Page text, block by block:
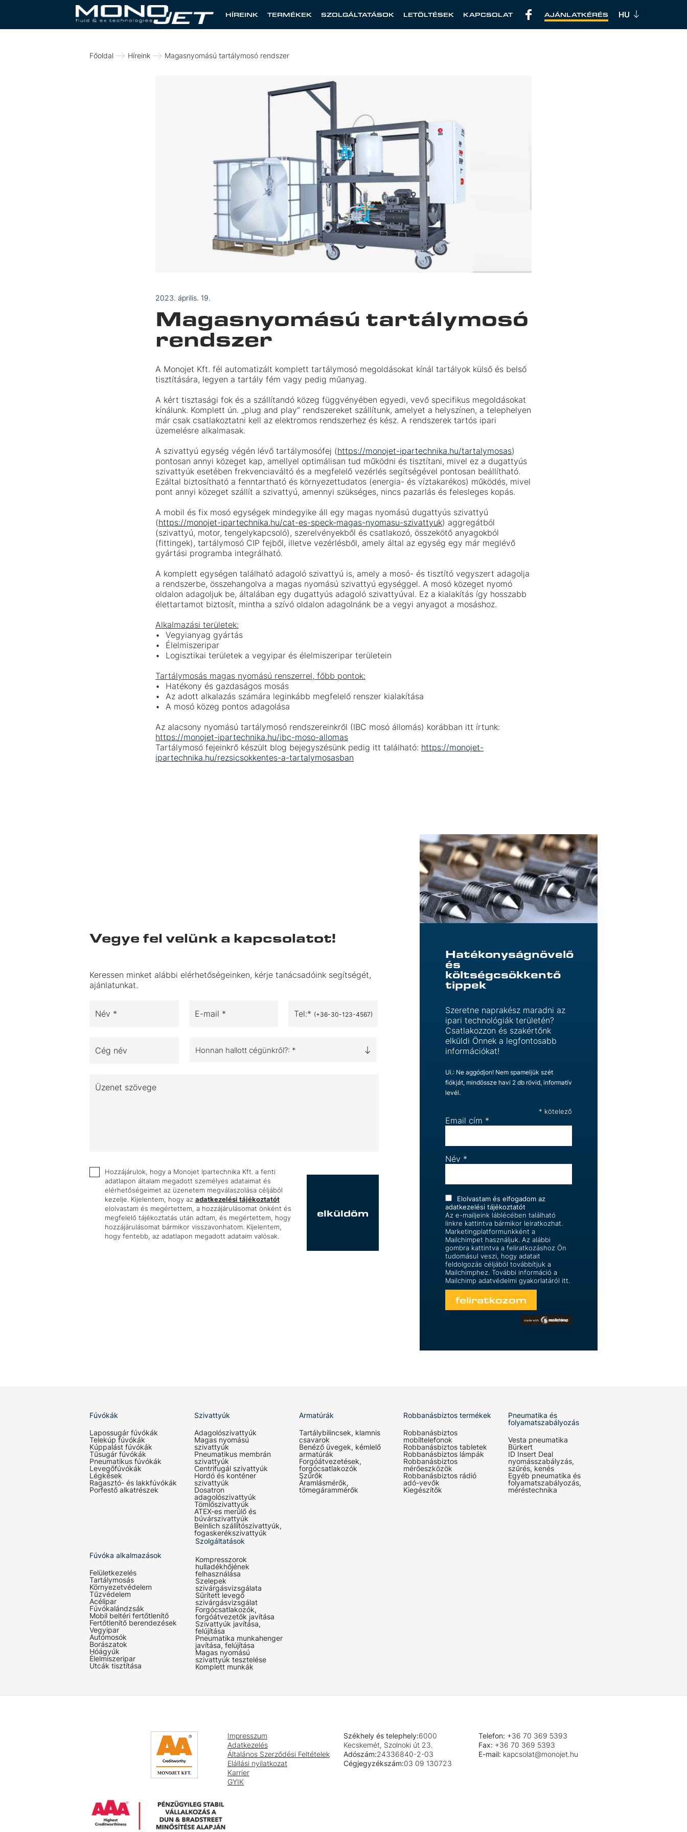
HÍREINK TERMÉKEK SZOLGÁLTATÁSOK LETÖLTÉSEK KAPCSOLAT AJÁNLATKÉRÉS
X
Akciós fúvóka termékek –
raktárról!
Hatalmas kedvezményeket biztosítunk a készlet erejéig.
Ne maradjon le! Nézze meg a konkrét árakat és
termékeket!
megnézem az ajánlatokat
Főoldal Híreink Magasnyomású tartálymosó rendszer
2023. április. 19.
Magasnyomású tartálymosó
rendszer
A Monojet Kft. fél automatizált komplett tartálymosó megoldásokat kínál tartályok külső és belső
tisztítására, legyen a tartály fém vagy pedig műanyag.
A kért tisztasági fok és a szállítandó közeg függvényében egyedi, vevő specifikus megoldásokat
kínálunk. Komplett ún. „plug and play“ rendszereket szállítunk, amelyet a helyszínen, a telephelyen
már csak csatlakoztatni kell az elektromos rendszerhez és kész. A rendszerek tartós ipari
üzemelésre alkalmasak.
A szivattyú egység végén lévő tartálymosófej (https://monojet-ipartechnika.hu/tartalymosas)
pontosan annyi közeget kap, amellyel optimálisan tud működni és tisztítani, mivel ez a dugattyús
szivattyúk esetében frekvenciaváltó és a megfelelő vezérlés segítségével pontosan beállítható.
Ezáltal biztosítható a fenntartható és környezettudatos (energia- és víztakarékos) működés, mivel
pont annyi közeget szállít a szivattyú, amennyi szükséges, nincs pazarlás és felesleges kopás.
A mobil és fix mosó egységek mindegyike áll egy magas nyomású dugattyús szivattyú
(https://monojet-ipartechnika.hu/cat-es-speck-magas-nyomasu-szivattyuk) aggregátból
(szivattyú, motor, tengelykapcsoló), szerelvényekből és csatlakozó, összekötő anyagokból
(fittingek), tartálymosó CIP fejből, illetve vezérlésből, amely által az egység egy már meglévő
gyártási programba integrálható.
A komplett egységen található adagoló szivattyú is, amely a mosó- és tisztító vegyszert adagolja
a rendszerbe, összehangolva a magas nyomású szivattyú egységgel. A mosó közeget nyomó
oldalon adagoljuk be, általában egy dugattyús adagoló szivattyúval. Ez a kialakítás így hosszabb
élettartamot biztosít, mintha a szívó oldalon adagolnánk be a vegyi anyagot a mosáshoz.
Alkalmazási területek:
Vegyianyag gyártás
Élelmiszeripar
Logisztikai területek a vegyipar és élelmiszeripar területein
Tartálymosás magas nyomású renszerrel, főbb pontok:
Hatékony és gazdaságos mosás
Az adott alkalazás számára leginkább megfelelő renszer kialakítása
A mosó közeg pontos adagolása
Az alacsony nyomású tartálymosó rendszereinkről (IBC mosó állomás) korábban itt írtunk:
https://monojet-ipartechnika.hu/ibc-moso-allomas
Tartálymosó fejeinkrő készült blog bejegyszésünk pedig itt található: https://monojet-
ipartechnika.hu/rezsicsokkentes-a-tartalymosasban
Vegye fel velünk a kapcsolatot!
Keressen minket alábbi elérhetőségeinken, kérje tanácsadóink segítségét,
ajánlatunkat.
Név * E-mail * Tel:* (+36-30-123-4567)
Cég név Honnan hallott cégünkről?: *
Üzenet szövege
Hozzájárulok, hogy a Monojet Ipartechnika Kft. a fenti
adatlapon általam megadott személyes adataimat és
elérhetőségeimet az üzenetem megválaszolása céljából
kezelje. Kijelentem, hogy az adatkezelési tájékoztatót
elolvastam és megértettem, a hozzájárulásomat önként és
megfelelő tájékoztatás után adtam, és megértettem, hogy
hozzájárulásomat bármikor visszavonhatom. Kijelentem,
hogy fentebb, az adatlapon megadott adataim valósak.
elküldöm
Hatékonyságnövelő
és
költségcsökkentő
tippek
Szeretne naprakész maradni az
ipari technológiák területén?
Csatlakozzon és szakértőnk
elküldi Önnek a legfontosabb
információkat!
Ui.: Ne aggódjon! Nem spameljük szét
fiókját, mindössze havi 2 db rövid, informatív
levél.
* kötelező
Email cím *
Név *
Elolvastam és elfogadom az
adatkezelési tájékoztatót
Az e-mailjeink láblécében található
linkre kattintva bármikor leiratkozhat.
Marketingplatformunkként a
Mailchimpet használjuk. Az alábbi
gombra kattintva a feliratkozáshoz Ön
tudomásul veszi, hogy adatait
feldolgozás céljából továbbítjuk a
Mailchimphez. További információ a
Mailchimpadatvédelmi gyakorlatáról itt.
Fúvókák
Lapossugár fúvókák
Telekúp fúvókák
Kúppalást fúvókák
Tűsugár fúvókák
Pneumatikus fúvókák
Levegőfúvókák
Légkések
Ragasztó- és lakkfúvókák
Porfestő alkatrészek
Fúvóka alkalmazások
Felületkezelés
Tartálymosás
Környezetvédelem
Tűzvédelem
Acélipar
Fúvókalándzsák
Mobil beltéri fertőtlenítő
Fertőtlenítő berendezések
Vegyipar
Autómosók
Borászatok
Hóágyúk
Élelmiszeripar
Utcák tisztítása
Szivattyúk
Adagolószivattyúk
Magas nyomású
szivattyúk
Pneumatikus membrán
szivattyúk
Centrifugál szivattyúk
Hordó és konténer
szivattyúk
Dosatron
adagolószivattyúk
Tömlőszivattyúk
ATEX-es merülő és
búvárszivattyúk
Beinlich szállítószivattyúk,
fogaskerékszivattyúk
Armatúrák
Tartálybilincsek, klamnis
csavarok
Benéző üvegek, kémlelő
armatúrák
Forgóátvezetések,
forgócsatlakozók
Szűrők
Áramlásmérők,
tömegárammérők
Robbanásbiztos termékek
Robbanásbiztos
mobiltelefonok
Robbanásbiztos tabletek
Robbanásbiztos lámpák
Robbanásbiztos
mérőeszközök
Robbanásbiztos rádió
adó-vevők
Kiegészítők
Pneumatika és
folyamatszabályozás
Vesta pneumatika
Bürkert
ID Insert Deal
nyomásszabályzás,
szűrés, kenés
Egyéb pneumatika és
folyamatszabályozás,
méréstechnika
Szolgáltatások
Kompresszorok
hulladékhőjének
felhasználása
Szelepek
szivárgásvizsgálata
Sűrített levegő
szivárgásvizsgálat
Forgócsatlakozók,
forgóátvezetők javítása
Szivattyúk javítása,
felújítása
Pneumatika munkahenger
javítása, felújítása
Magas nyomású
szivattyúk tesztelése
Komplett munkák
Impresszum
Adatkezelés
Általános Szerződési Feltételek
Elállási nyilatkozat
Karrier
GYIK
Székhely és telephely:6000
Kecskemét, Szolnoki út 23.
Adószám:24336840-2-03
Cégjegyzékszám:03 09 130723
Telefon: +36 70 369 5393
Fax: +36 70 369 5393
E-mail: kapcsolat@monojet.hu